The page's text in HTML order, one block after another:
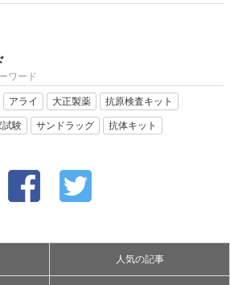
ワード
アライ 大正製薬 抗原検査キット
試験 サンドラッグ 抗体キット
人気の記事